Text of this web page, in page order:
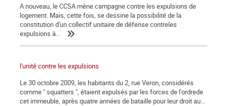
A nouveau, le CCSA mène campagne contre les expulsions de
logement. Mais, cette fois, se dessine la possibilité de la
constitution d'un collectif unitaire de défense contreles
expulsions à...
l'unité contre les expulsions
Le 30 octobre 2009, les habitants du 2, rue Veron, considérés
comme " squatters ", étaient expulsés par les forces de l'ordrede
cet immeuble, après quatre années de bataille pour leur droit au...